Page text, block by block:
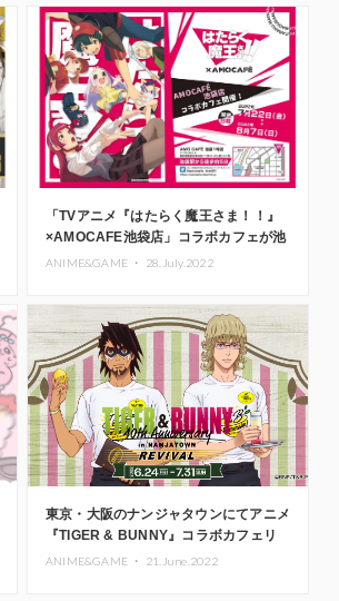
「TVアニメ『はたらく魔王さま！！』
×AMOCAFE池袋店」コラボカフェが池
袋で開催
ANIME&GAME ・ 28.July.2022
東京・大阪のナンジャタウンにてアニメ
『TIGER & BUNNY』コラボカフェリ
バイバル開催決定
ANIME&GAME ・ 21.June.2022